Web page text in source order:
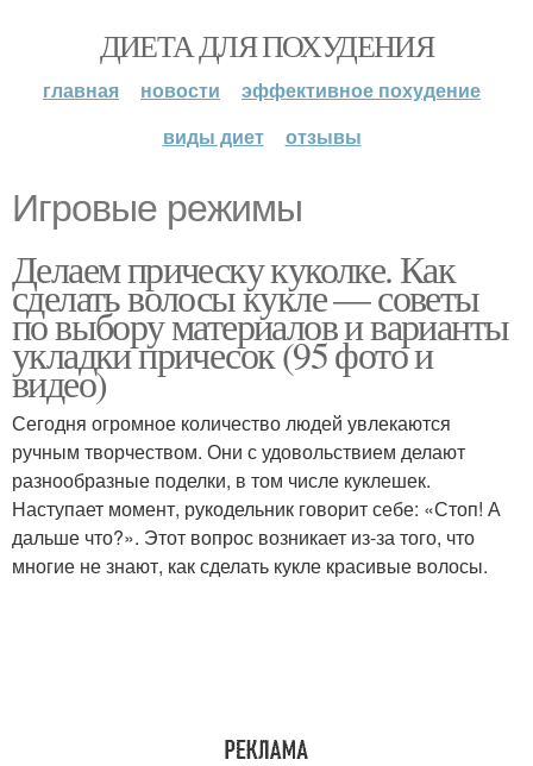
ДИЕТА ДЛЯ ПОХУДЕНИЯ
главная новости
эффективное похудение
виды диет
отзывы
Игровые режимы
Делаем прическу куколке. Как
сделать волосы кукле — советы
по выбору материалов и варианты
укладки причесок (95 фото и
видео)
Сегодня огромное количество людей увлекаются
ручным творчеством. Они с удовольствием делают
разнообразные поделки, в том числе куклешек.
Наступает момент, рукодельник говорит себе: «Стоп! А
дальше что?». Этот вопрос возникает из-за того, что
многие не знают, как сделать кукле красивые волосы.